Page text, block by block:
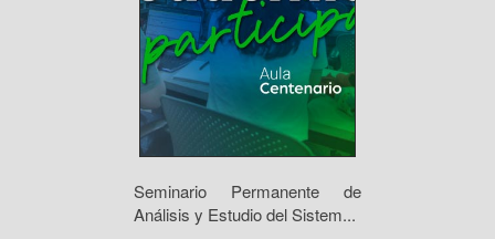
Seminario Permanente de
Análisis y Estudio del Sistem...